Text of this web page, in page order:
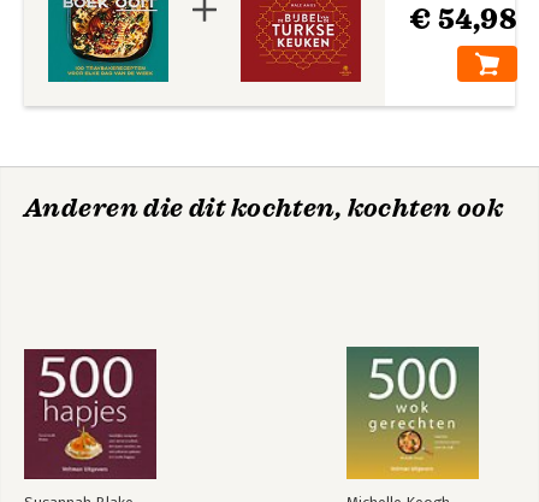
€ 54,98
Anderen die dit kochten, kochten ook